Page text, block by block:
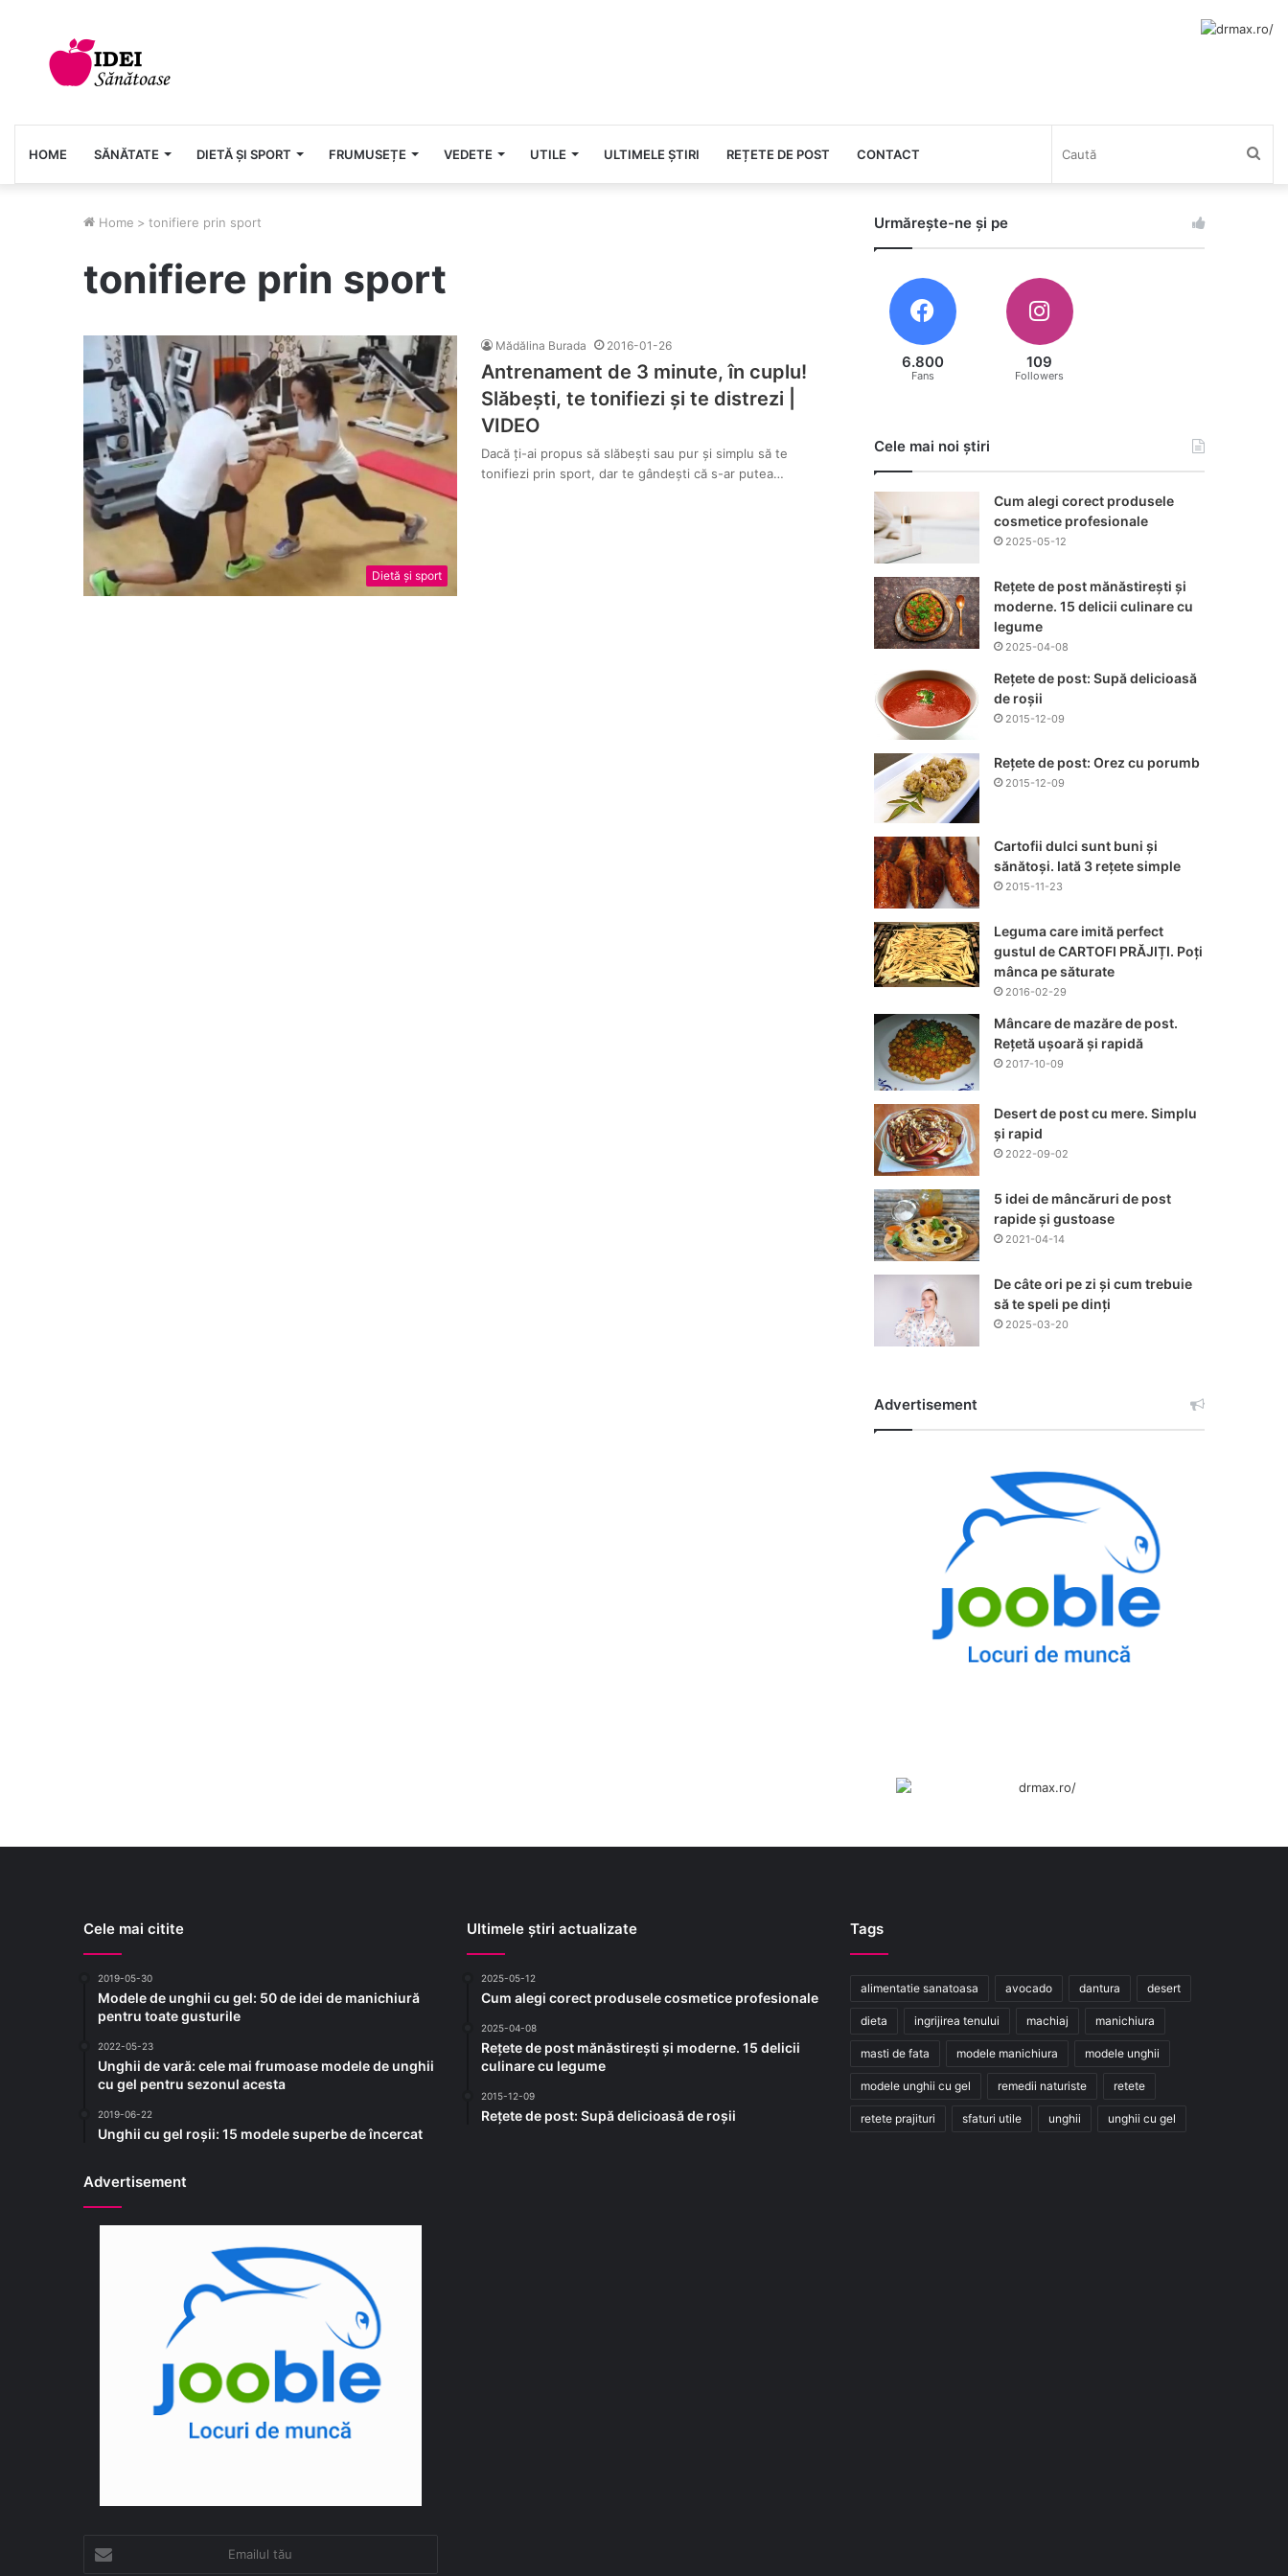
HOME SĂNĂTATE DIETĂ ȘI SPORT FRUMUSEȚE VEDETE UTILE ULTIMELE ȘTIRI REȚETE DE POST CONTACT
Home > tonifiere prin sport
tonifiere prin sport
Dietă și sport
Mădălina Burada 2016-01-26
Antrenament de 3 minute, în cuplu!
Slăbești, te tonifiezi și te distrezi |
VIDEO
Dacă ți-ai propus să slăbești sau pur și simplu să te
tonifiezi prin sport, dar te gândești că s-ar putea…
Urmărește-ne și pe
6.800
Fans
109
Followers
Cele mai noi știri
Cum alegi corect produsele
cosmetice profesionale
2025-05-12
Rețete de post mănăstirești și
moderne. 15 delicii culinare cu
legume
2025-04-08
Rețete de post: Supă delicioasă
de roșii
2015-12-09
Rețete de post: Orez cu porumb
2015-12-09
Cartofii dulci sunt buni și
sănătoși. Iată 3 rețete simple
2015-11-23
Leguma care imită perfect
gustul de CARTOFI PRĂJIȚI. Poți
mânca pe săturate
2016-02-29
Mâncare de mazăre de post.
Rețetă ușoară și rapidă
2017-10-09
Desert de post cu mere. Simplu
și rapid
2022-09-02
5 idei de mâncăruri de post
rapide și gustoase
2021-04-14
De câte ori pe zi și cum trebuie
să te speli pe dinți
2025-03-20
Advertisement
Cele mai citite
2019-05-30
Modele de unghii cu gel: 50 de idei de manichiură
pentru toate gusturile
2022-05-23
Unghii de vară: cele mai frumoase modele de unghii
cu gel pentru sezonul acesta
2019-06-22
Unghii cu gel roșii: 15 modele superbe de încercat
Advertisement
tău
Ultimele știri actualizate
2025-05-12
Cum alegi corect produsele cosmetice profesionale
2025-04-08
Rețete de post mănăstirești și moderne. 15 delicii
culinare cu legume
2015-12-09
Rețete de post: Supă delicioasă de roșii
Tags
alimentatie sanatoasa avocado dantura desert
dieta ingrijirea tenului machiaj manichiura
masti de fata modele manichiura modele unghii
modele unghii cu gel remedii naturiste retete
retete prajituri sfaturi utile unghii unghii cu gel